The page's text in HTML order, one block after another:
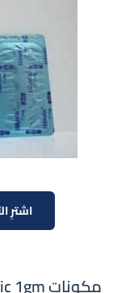
اشترِ
مكونات hibiotic 1gm